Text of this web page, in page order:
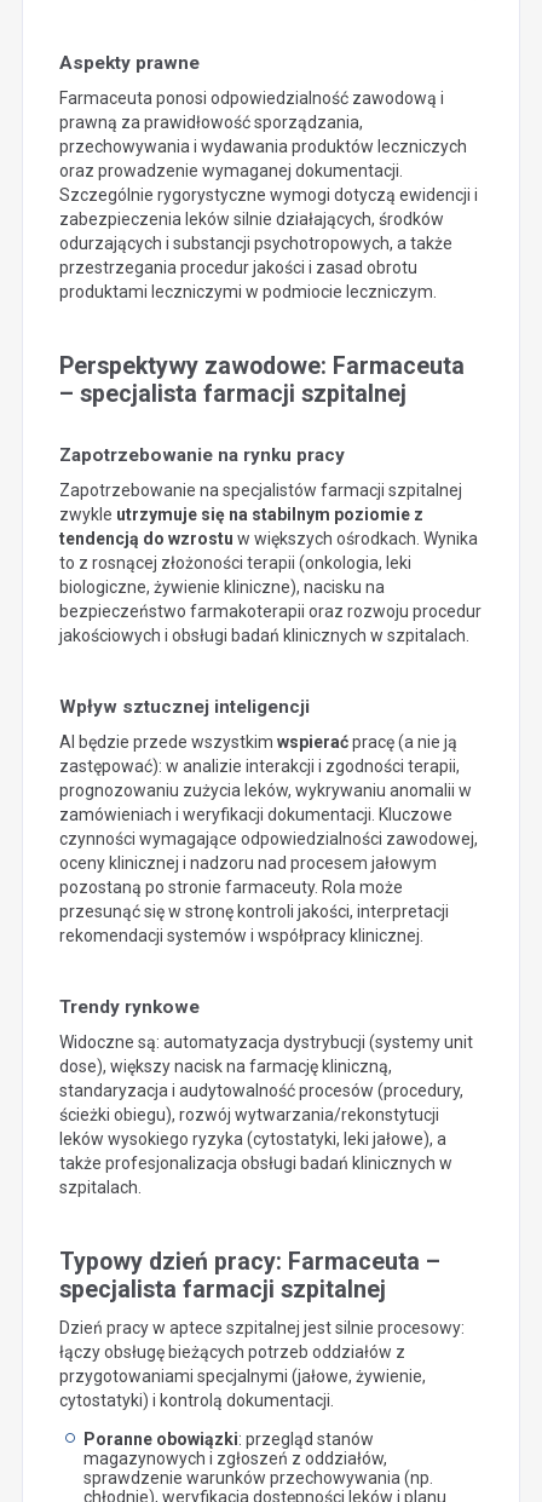
Aspekty prawne
Farmaceuta ponosi odpowiedzialność zawodową i
prawną za prawidłowość sporządzania,
przechowywania i wydawania produktów leczniczych
oraz prowadzenie wymaganej dokumentacji.
Szczególnie rygorystyczne wymogi dotyczą ewidencji i
zabezpieczenia leków silnie działających, środków
odurzających i substancji psychotropowych, a także
przestrzegania procedur jakości i zasad obrotu
produktami leczniczymi w podmiocie leczniczym.
Perspektywy zawodowe: Farmaceuta
– specjalista farmacji szpitalnej
Zapotrzebowanie na rynku pracy
Zapotrzebowanie na specjalistów farmacji szpitalnej
zwykle utrzymuje się na stabilnym poziomie z
tendencją do wzrostu w większych ośrodkach. Wynika
to z rosnącej złożoności terapii (onkologia, leki
biologiczne, żywienie kliniczne), nacisku na
bezpieczeństwo farmakoterapii oraz rozwoju procedur
jakościowych i obsługi badań klinicznych w szpitalach.
Wpływ sztucznej inteligencji
AI będzie przede wszystkim wspieraćpracę (a nie ją
zastępować): w analizie interakcji i zgodności terapii,
prognozowaniu zużycia leków, wykrywaniu anomalii w
zamówieniach i weryfikacji dokumentacji. Kluczowe
czynności wymagające odpowiedzialności zawodowej,
oceny klinicznej i nadzoru nad procesem jałowym
pozostaną po stronie farmaceuty. Rola może
przesunąć się w stronę kontroli jakości, interpretacji
rekomendacji systemów i współpracy klinicznej.
Trendy rynkowe
Widoczne są: automatyzacja dystrybucji (systemy unit
dose), większy nacisk na farmację kliniczną,
standaryzacja i audytowalność procesów (procedury,
ścieżki obiegu), rozwój wytwarzania/rekonstytucji
leków wysokiego ryzyka (cytostatyki, leki jałowe), a
także profesjonalizacja obsługi badań klinicznych w
szpitalach.
Typowy dzień pracy: Farmaceuta –
specjalista farmacji szpitalnej
Dzień pracy w aptece szpitalnej jest silnie procesowy:
łączy obsługę bieżących potrzeb oddziałów z
przygotowaniami specjalnymi (jałowe, żywienie,
cytostatyki) i kontrolą dokumentacji.
Poranne obowiązki: przegląd stanów
magazynowych i zgłoszeń z oddziałów,
sprawdzenie warunków przechowywania (np.
chłodnie), weryfikacja dostępności leków i planu